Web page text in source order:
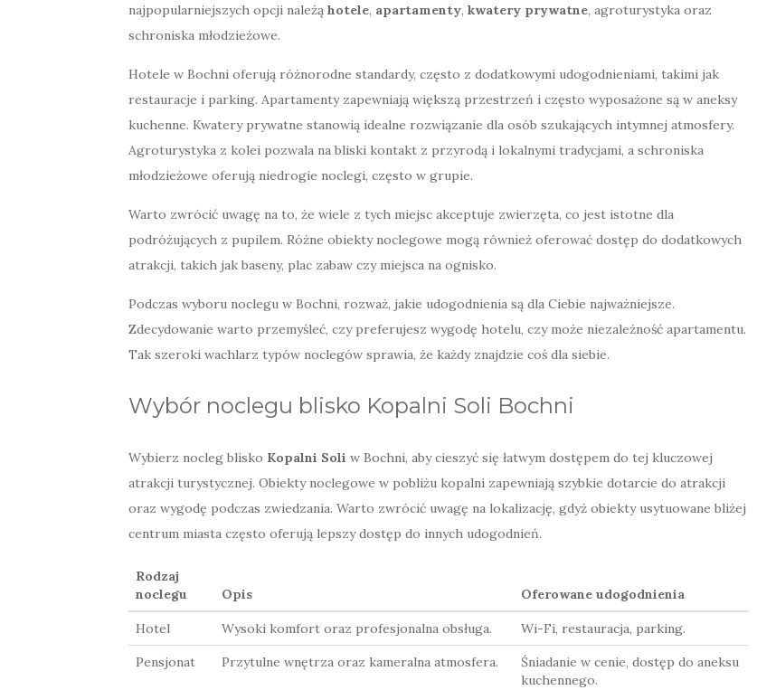
najpopularniejszych opcji należą hotele, apartamenty, kwatery prywatne, agroturystyka oraz
schroniska młodzieżowe.
Hotele w Bochni oferują różnorodne standardy, często z dodatkowymi udogodnieniami, takimi jak
restauracje i parking. Apartamenty zapewniają większą przestrzeń i często wyposażone są w aneksy
kuchenne. Kwatery prywatne stanowią idealne rozwiązanie dla osób szukających intymnej atmosfery.
Agroturystyka z kolei pozwala na bliski kontakt z przyrodą i lokalnymi tradycjami, a schroniska
młodzieżowe oferują niedrogie noclegi, często w grupie.
Warto zwrócić uwagę na to, że wiele z tych miejsc akceptuje zwierzęta, co jest istotne dla
podróżujących z pupilem. Różne obiekty noclegowe mogą również oferować dostęp do dodatkowych
atrakcji, takich jak baseny, plac zabaw czy miejsca na ognisko.
Podczas wyboru noclegu w Bochni, rozważ, jakie udogodnienia są dla Ciebie najważniejsze.
Zdecydowanie warto przemyśleć, czy preferujesz wygodę hotelu, czy może niezależność apartamentu.
Tak szeroki wachlarz typów noclegów sprawia, że każdy znajdzie coś dla siebie.
Wybór noclegu blisko Kopalni Soli Bochni
Wybierz nocleg blisko Kopalni Soli w Bochni, aby cieszyć się łatwym dostępem do tej kluczowej
atrakcji turystycznej. Obiekty noclegowe w pobliżu kopalni zapewniają szybkie dotarcie do atrakcji
oraz wygodę podczas zwiedzania. Warto zwrócić uwagę na lokalizację, gdyż obiekty usytuowane bliżej
centrum miasta często oferują lepszy dostęp do innych udogodnień.
Rodzaj
noclegu
Opis Oferowane udogodnienia
Hotel Wysoki komfort oraz profesjonalna obsługa. Wi-Fi, restauracja, parking.
Pensjonat Przytulne wnętrza oraz kameralna atmosfera.
Śniadanie w cenie, dostęp do aneksu
kuchennego.